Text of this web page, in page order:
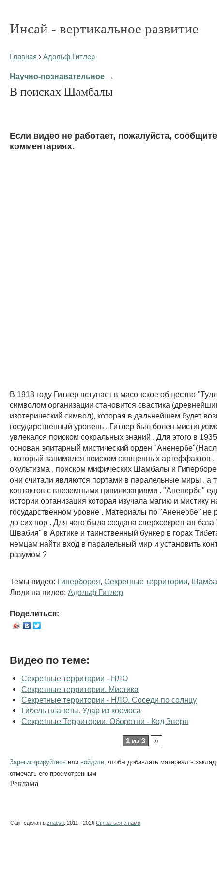
Инсай - вертикальное развитие
Главная › Адольф Гитлер
Научно-познавательное →
В поисках Шамбалы
Eсли видео не работает, пожалуйста,
комментариях.
В 1918 году Гитлер вступает в масонское общество
символом организации становится свастика
изотерический символ), которая в дальнейшем будет
государственный уровень . Гитлер был болен
увлекался поиском сокральных знаний . Для этого в
основан элитарный мистический орден
, который занимался поиском священных артеффактов ,
окультизма , поиском мифических Шамбалы и
они считали являются портами в паралельные миры , а
контактов с внеземными цивилизациями . "Аненербе"
истории организация которая изучала магию и мистику
государственном уровне . Материалы по "Аненербе" не
до сих пор . Для чего была создана сверхсекретная
Швабия" в Арктике и таинственный бункер в горах
немцам найти вход в паралельный мир и установить
разумом ?
Темы видео: Гиперборея Секретные территории
Люди на видео: Адольф Гитлер
Поделиться:
Видео по теме:
Секретные территории - НЛО
Секретные территории. Мистика
Секретные территории - НЛО. Соседи по солнцу
Гибель планеты. Удар из космоса
Секретные Территории. Оборотни - Код Зверя
1 из 3 ››
Зарегистрируйтесь или войдите , чтобы добавлять материал в
отмечать его просмотренным
Реклама
Сайт сделан в znai.su . 2011 - 2026 Связаться с нами